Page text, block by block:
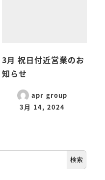
3月 祝日付近営業のお
知らせ
apr group
3月 14, 2024
検索